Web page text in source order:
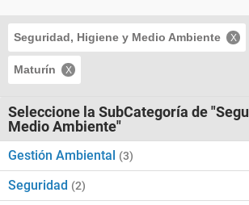
Seguridad, Higiene y Medio Ambiente
Maturín
Seleccione la SubCategoría de
Medio Ambiente"
Gestión Ambiental (3)
Seguridad (2)